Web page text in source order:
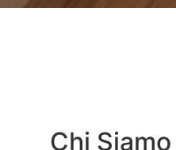
Chi Siamo